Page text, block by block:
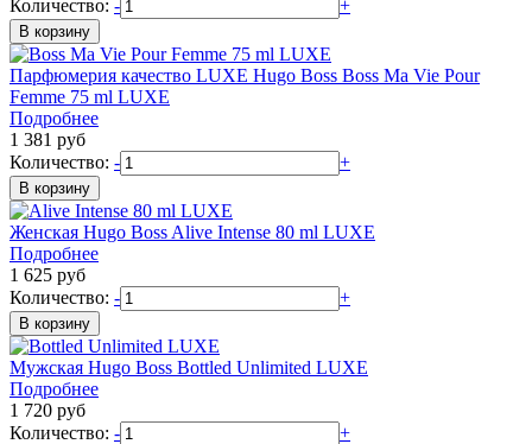
Количество: - +
Парфюмерия качество LUXE Hugo Boss Boss Ma Vie Pour
Femme 75 ml LUXE
Подробнее
1 381 руб
Количество: - +
Женская Hugo Boss Alive Intense 80 ml LUXE
Подробнее
1 625 руб
Количество: - +
Мужская Hugo Boss Bottled Unlimited LUXE
Подробнее
1 720 руб
Количество: - +